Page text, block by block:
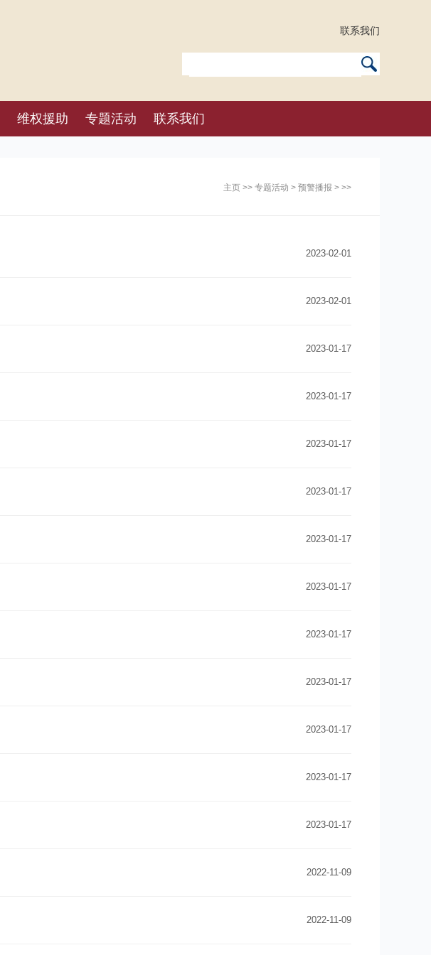
联系我们
维权援助 专题活动 联系我们
主页 >> 专题活动 > 预警播报 > >>
2023-02-01
2023-02-01
2023-01-17
2023-01-17
2023-01-17
2023-01-17
2023-01-17
2023-01-17
2023-01-17
2023-01-17
2023-01-17
2023-01-17
2023-01-17
2022-11-09
2022-11-09